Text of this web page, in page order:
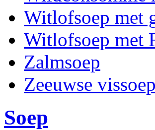
Witlofsoep met
Witlofsoep met
Zalmsoep
Zeeuwse
Soep